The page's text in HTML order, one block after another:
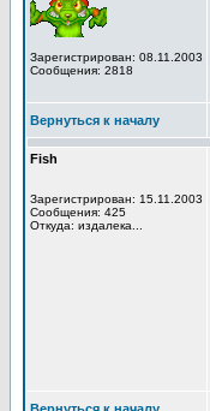
Зарегистрирован: 08.11.2003
Сообщения: 2818
Вернуться к началу
Fish
Зарегистрирован: 15.11.2003
Сообщения: 425
Откуда: издалека...